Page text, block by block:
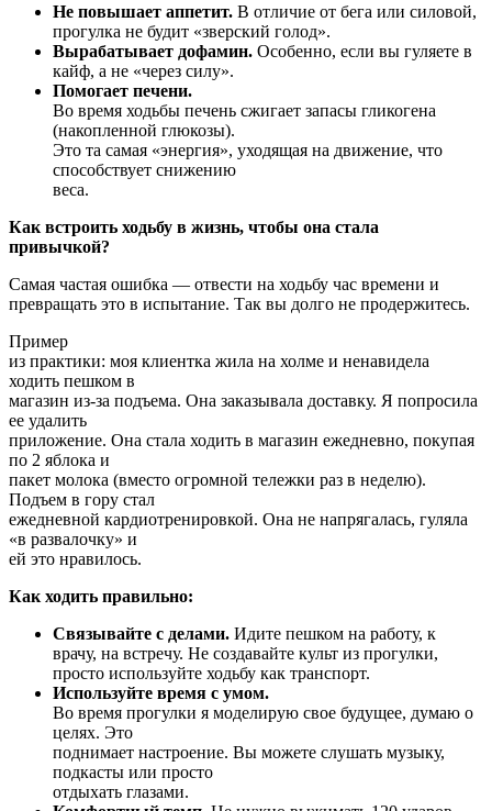
Не повышает аппетит. В отличие от бега или силовой,
прогулка не будит «зверский голод».
Вырабатывает дофамин. Особенно, если вы гуляете в
кайф, а не «через силу».
Помогает печени.
Во время ходьбы печень сжигает запасы гликогена
(накопленной глюкозы).
Это та самая «энергия», уходящая на движение, что
способствует снижению
веса.
Как встроить ходьбу в жизнь, чтобы она стала
привычкой?
Самая частая ошибка — отвести на ходьбу час времени и
превращать это в испытание. Так вы долго не продержитесь.
Пример
из практики: моя клиентка жила на холме и ненавидела
ходить пешком в
магазин из-за подъема. Она заказывала доставку. Я попросила
ее удалить
приложение. Она стала ходить в магазин ежедневно, покупая
по 2 яблока и
пакет молока (вместо огромной тележки раз в неделю).
Подъем в гору стал
ежедневной кардиотренировкой. Она не напрягалась, гуляла
«в развалочку» и
ей это нравилось.
Как ходить правильно:
Связывайте с делами. Идите пешком на работу, к
врачу, на встречу. Не создавайте культ из прогулки,
просто используйте ходьбу как транспорт.
Используйте время с умом.
Во время прогулки я моделирую свое будущее, думаю о
целях. Это
поднимает настроение. Вы можете слушать музыку,
подкасты или просто
отдыхать глазами.